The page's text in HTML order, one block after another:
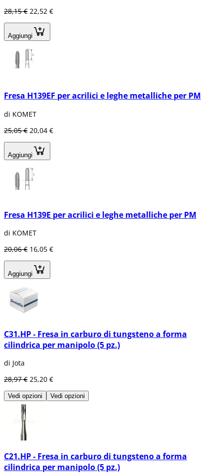
28,15 € 22,52 €
Aggiungi
Fresa H139EF per acrilici e leghe metalliche per PM
di KOMET
25,05 € 20,04 €
Aggiungi
Fresa H139E per acrilici e leghe metalliche per PM
di KOMET
20,06 € 16,05 €
Aggiungi
C31.HP - Fresa in carburo di tungsteno a forma
cilindrica per manipolo (5 pz.)
di Jota
28,97 € 25,20 €
Vedi opzioni Vedi opzioni
C21.HP - Fresa in carburo di tungsteno a forma
cilindrica per manipolo (5 pz.)